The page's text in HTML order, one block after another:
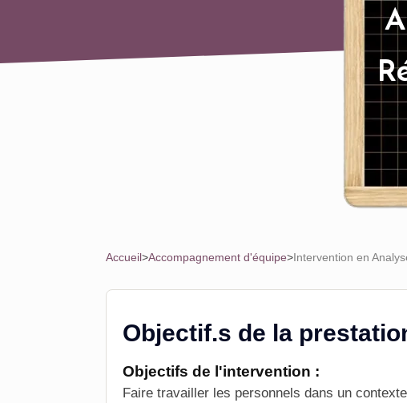
Accueil>Accompagnement d'équipe>Intervention en
Objectif.s de la
Objectifs de l'intervention :
Faire travailler les personnels dans un